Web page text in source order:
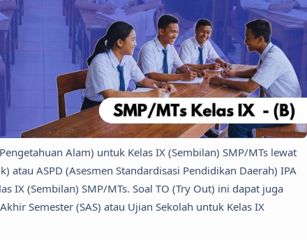
Alam) untuk Kelas IX (Sembilan) SMP/MTs lewat
atau ASPD (Asesmen Standardisasi Pendidikan Daerah) IPA
IX (Sembilan) SMP/MTs. Soal TO (Try Out) ini dapat juga
Semester (SAS) atau Ujian Sekolah untuk Kelas IX